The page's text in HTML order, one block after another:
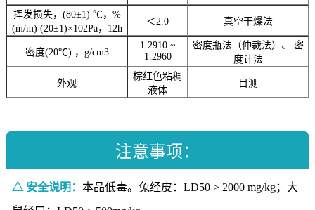
挥发损失，(80±1) ℃，%
(m/m) (20±1)×102Pa，12h
＜2.0 真空干燥法
密度(20℃) ，g/cm3
1.2910 ~
1.2960
密度瓶法（仲裁法）、 密
度计法
外观
棕红色粘稠
液体
目测
注意事项：
△ 安全说明： 本品低毒。兔经皮：LD50 > 2000 mg/kg；大